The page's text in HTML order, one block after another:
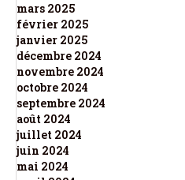
mars 2025
février 2025
janvier 2025
décembre 2024
novembre 2024
octobre 2024
septembre 2024
août 2024
juillet 2024
juin 2024
mai 2024